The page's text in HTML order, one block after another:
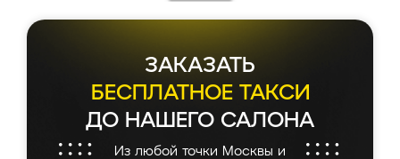
ЗАКАЗАТЬ
БЕСПЛАТНОЕ ТАКСИ
ДО НАШЕГО САЛОНА
Из любой точки Москвы и